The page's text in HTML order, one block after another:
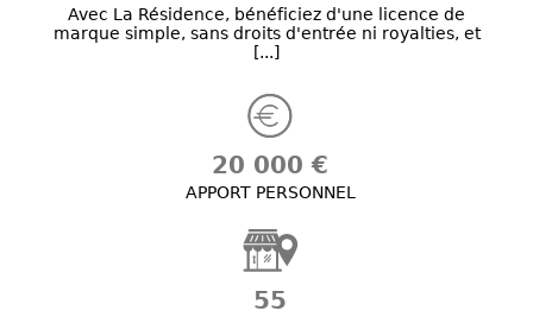
Avec La Résidence, bénéficiez d'une licence de
marque simple, sans droits d'entrée ni royalties, et
[...]
20 000 €
APPORT PERSONNEL
55